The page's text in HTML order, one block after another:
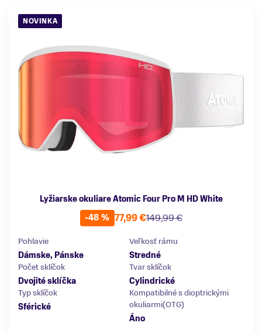
NOVINKA
Lyžiarske okuliare Atomic Four Pro M HD White
-48 %
149,99 €
77,99 €
Pohlavie
Dámske, Pánske
Veľkosť rámu
Stredné
Počet sklíčok
Dvojité sklíčka
Tvar sklíčok
Cylindrické
Typ sklíčok
Sférické
Kompatibilné s dioptrickými
okuliarmi(OTG)
Áno